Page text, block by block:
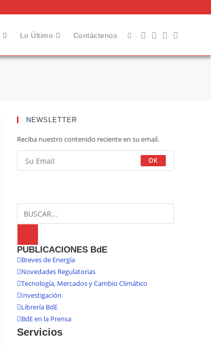
Lo Último Contáctenos
NEWSLETTER
Reciba nuestro contenido reciente en su email.
OK
PUBLICACIONES BdE
Breves de Energía
Novedades Regulatorias
Tecnología, Mercados y Cambio Climático
Investigación
Librería BdE
BdE en la Prensa
Servicios